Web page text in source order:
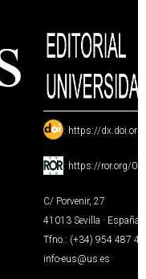
: https://
: https://ror.org/
C/ Porvenir, 27
41013 Sevilla · España
Tfno.: (+34) 954 487
info-eus@us.es